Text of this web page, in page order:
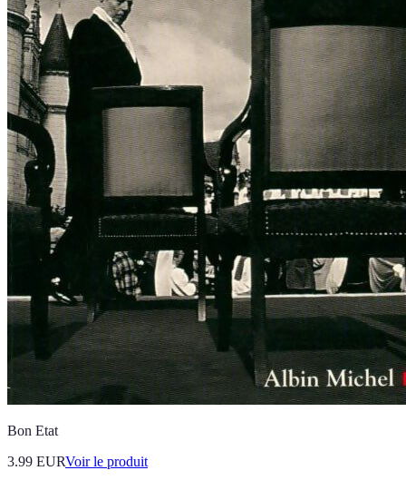
Bon Etat
3.99 EURVoir le produit